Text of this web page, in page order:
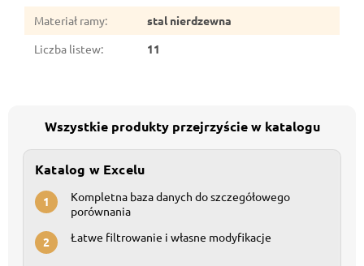
Materiał ramy:
stal nierdzewna
Liczba listew: 11
Wszystkie produkty przejrzyście w katalogu
Katalog w Excelu
1
Kompletna baza danych do szczegółowego
porównania
2 Łatwe filtrowanie i własne modyfikacje